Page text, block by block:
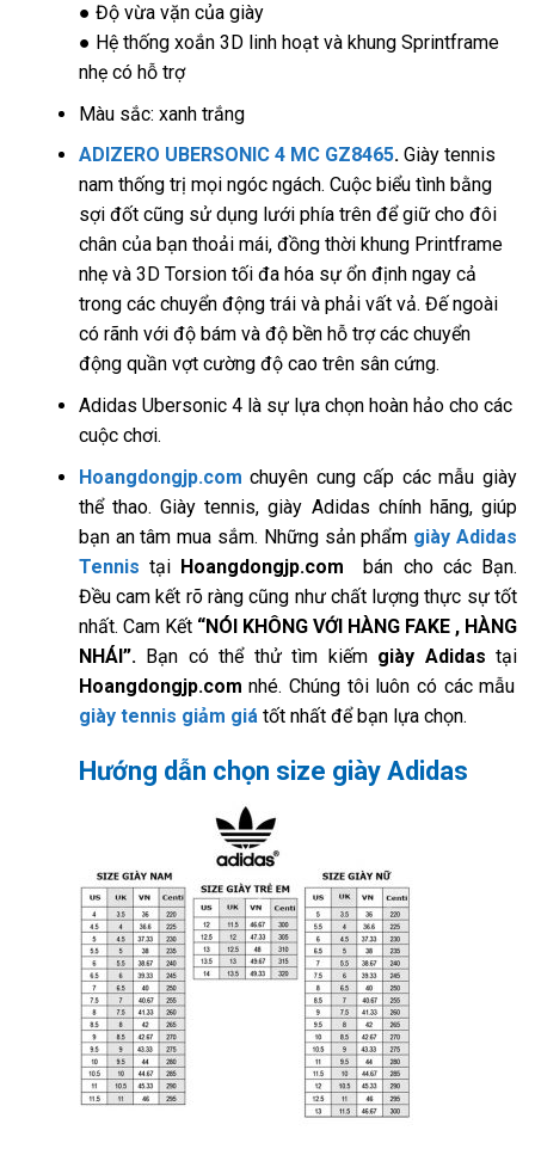
● Độ vừa vặn của giày
● Hệ thống xoắn 3D linh hoạt và khung Sprintframe
nhẹ có hỗ trợ
Màu sắc: xanh trắng
ADIZERO UBERSONIC 4 MC GZ8465. Giày tennis
nam thống trị mọi ngóc ngách. Cuộc biểu tình bằng
sợi đốt cũng sử dụng lưới phía trên để giữ cho đôi
chân của bạn thoải mái, đồng thời khung Printframe
nhẹ và 3D Torsion tối đa hóa sự ổn định ngay cả
trong các chuyển động trái và phải vất vả. Đế ngoài
có rãnh với độ bám và độ bền hỗ trợ các chuyển
động quần vợt cường độ cao trên sân cứng.
Adidas Ubersonic 4 là sự lựa chọn hoàn hảo cho các
cuộc chơi.
Hoangdongjp.com chuyên cung cấp các mẫu giày
thể thao. Giày tennis, giày Adidas chính hãng, giúp
bạn an tâm mua sắm. Những sản phẩm giày Adidas
Tennis tại Hoangdongjp.com bán cho các Bạn.
Đều cam kết rõ ràng cũng như chất lượng thực sự tốt
nhất. Cam Kết “NÓI KHÔNG VỚI HÀNG FAKE , HÀNG
NHÁI”. Bạn có thể thử tìm kiếm giày Adidastại
Hoangdongjp.comnhé. Chúng tôi luôn có các mẫu
giày tennis giảm giá tốt nhất để bạn lựa chọn.
Hướng dẫn chọn size giày Adidas